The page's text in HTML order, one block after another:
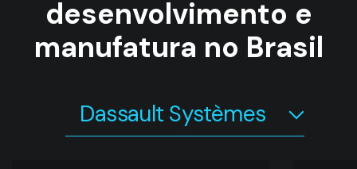
desenvolvimento e
manufatura no Brasil
Dassault Systèmes